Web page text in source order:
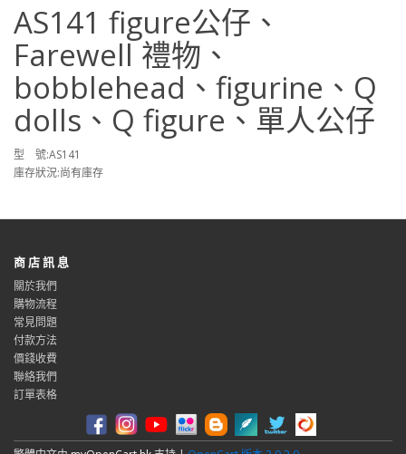
AS141 figure公仔、
Farewell 禮物、
bobblehead、figurine、Q
dolls、Q figure、單人公仔
型 號:AS141
庫存狀況:尚有庫存
商 店 訊 息
關於我們
購物流程
常見問題
付款方法
價錢收費
聯絡我們
訂單表格